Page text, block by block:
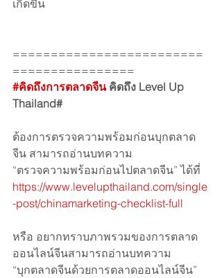
เกิดขึ้น
=========================
================
#คิดถึงการตลาดจีน คิดถึง Level Up
Thailand#
ต้องการตรวจความพร้อมก่อนบุกตลาด
จีน สามารถอ่านบทความ
“ตรวจความพร้อมก่อนไปตลาดจีน” ได้ที่
https://www.levelupthailand.com/single
-post/chinamarketing-checklist-full
หรือ อยากทราบภาพรวมของการตลาด
ออนไลน์จีนสามารถอ่านบทความ
“บุกตลาดจีนด้วยการตลาดออนไลน์จีน”